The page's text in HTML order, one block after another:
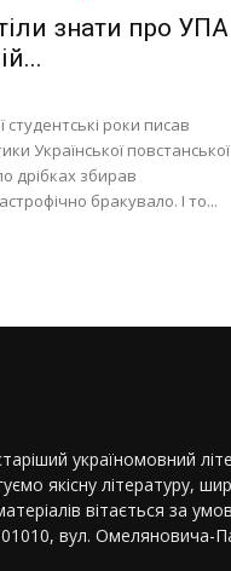
знати про УПА
студентські роки писав
Української повстанської
дрібках збирав
бракувало. І то...
україномовний
якісну літературу,
вітається за
01010, вул.